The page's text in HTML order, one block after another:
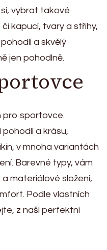
vybrat takové
kapucí, tvary a střihy,
a skvělý
jen pohodlně.
pro sportovce.
pohodlí a krásu,
v mnoha variantách
Barevné typy, vám
materiálové složení,
Podle vlastních
z naší perfektní